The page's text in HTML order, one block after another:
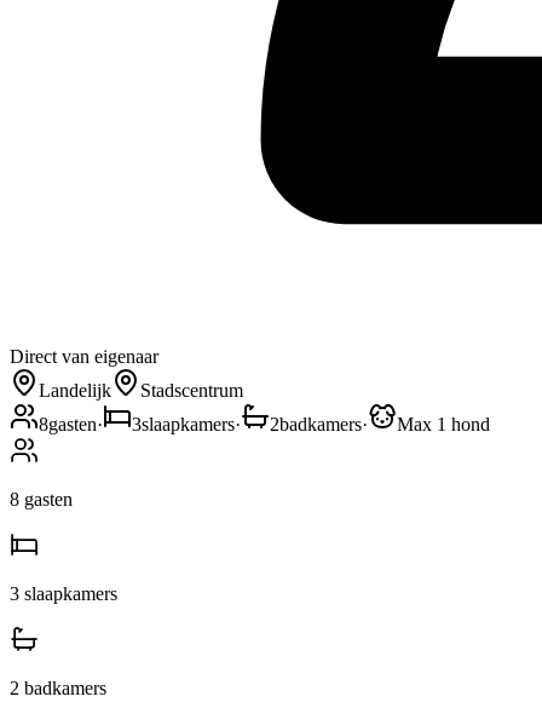
Direct van eigenaar
Landelijk
Stadscentrum
8gasten· 3slaapkamers· 2badkamers· Max 1 hond
8 gasten
3 slaapkamers
2 badkamers